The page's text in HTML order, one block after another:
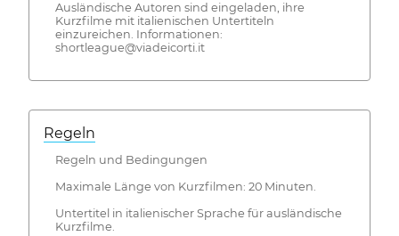
Ausländische Autoren sind eingeladen, ihre
Kurzfilme mit italienischen Untertiteln
einzureichen. Informationen:
shortleague@viadeicorti.it
Regeln
Regeln und Bedingungen
Maximale Länge von Kurzfilmen: 20 Minuten.
Untertitel in italienischer Sprache für ausländische
Kurzfilme.